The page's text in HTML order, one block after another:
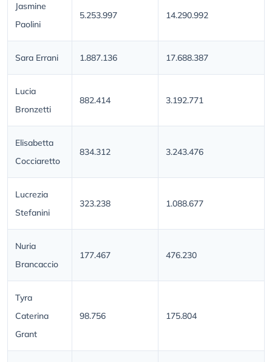
Jasmine
Paolini
5.253.997 14.290.992
Sara Errani 1.887.136 17.688.387
Lucia
Bronzetti
882.414 3.192.771
Elisabetta
Cocciaretto
834.312 3.243.476
Lucrezia
Stefanini
323.238 1.088.677
Nuria
Brancaccio
177.467 476.230
Tyra
Caterina
Grant
98.756 175.804